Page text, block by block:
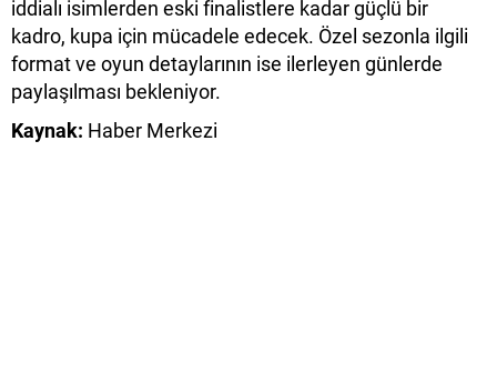
iddialı isimlerden eski finalistlere kadar güçlü bir
kadro, kupa için mücadele edecek. Özel sezonla ilgili
format ve oyun detaylarının ise ilerleyen günlerde
paylaşılması bekleniyor.
Kaynak: Haber Merkezi